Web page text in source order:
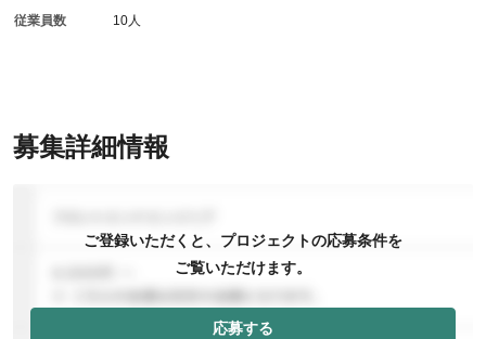
募集詳細情報
ご登録いただくと、プロジェクトの応募条件を
ご覧いただけます。
応募する
従業員数 10人